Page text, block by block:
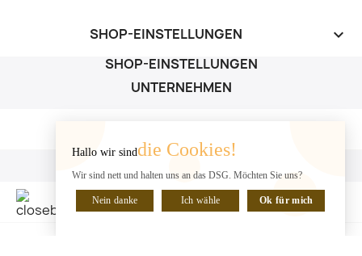
SHOP-EINSTELLUNGEN keyboard_arrow_down
SHOP-EINSTELLUNGEN
UNTERNEHMEN
IHR KONTO
IHR KONTO
Hallo wir sinddie Cookies!
Wir sind nett und halten uns an das DSG. Möchten Sie uns?
Nein danke Ich wähle Ok für mich
CHATTE MIT UNS